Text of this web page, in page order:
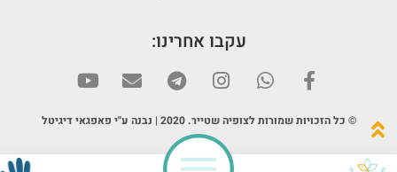
עקבו אחרינו:
© כל הזכויות שמורות לצופיה שטייר. 2020 | נבנה ע"י פאפגאי דיגיטל